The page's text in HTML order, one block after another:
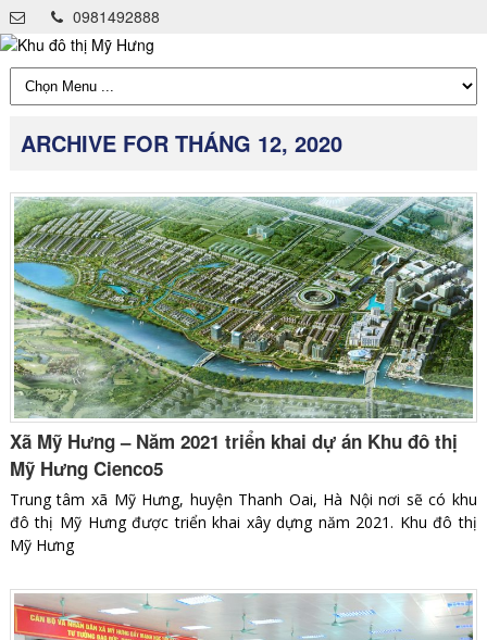
0981492888
ARCHIVE FOR THÁNG 12, 2020
Xã Mỹ Hưng – Năm 2021 triển khai dự án Khu đô thị
Mỹ Hưng Cienco5
Trung tâm xã Mỹ Hưng, huyện Thanh Oai, Hà Nội nơi sẽ có khu
đô thị Mỹ Hưng được triển khai xây dựng năm 2021. Khu đô thị
Mỹ Hưng